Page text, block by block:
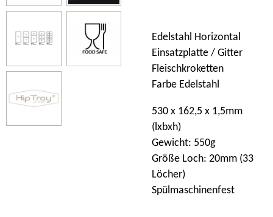
Edelstahl Horizontal
Einsatzplatte / Gitter
Fleischkroketten
Farbe Edelstahl
530 x 162,5 x 1,5mm
(lxbxh)
Gewicht: 550g
Größe Loch: 20mm (33
Löcher)
Spülmaschinenfest